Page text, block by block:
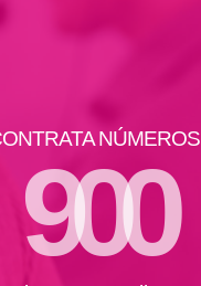
NÚMEROS
900